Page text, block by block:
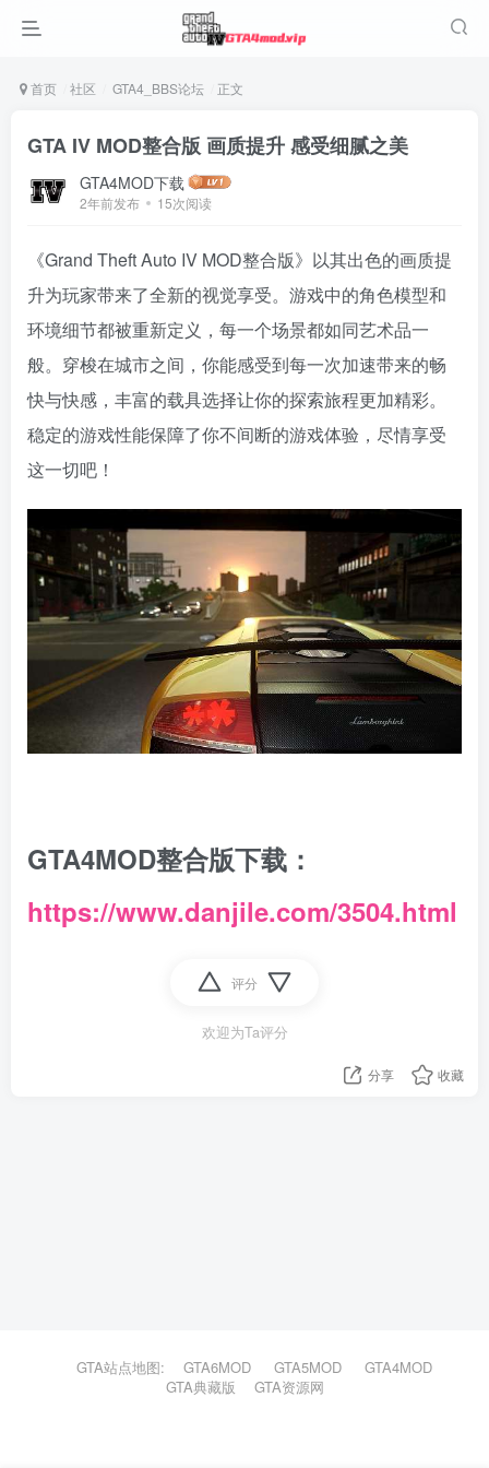
首页 社区 GTA4_BBS论坛 正文
GTA IV MOD整合版 画质提升 感受细腻之美
GTA4MOD下载
2年前发布 15次阅读
《Grand Theft Auto IV MOD整合版》以其出色的画质提
升为玩家带来了全新的视觉享受。游戏中的角色模型和
环境细节都被重新定义，每一个场景都如同艺术品一
般。穿梭在城市之间，你能感受到每一次加速带来的畅
快与快感，丰富的载具选择让你的探索旅程更加精彩。
稳定的游戏性能保障了你不间断的游戏体验，尽情享受
这一切吧！
GTA4MOD整合版下载：
https://www.danjile.com/3504.html
评分
欢迎为Ta评分
分享 收藏
GTA站点地图: GTA6MOD GTA5MOD
GTA4MOD
GTA典藏版
GTA资源网